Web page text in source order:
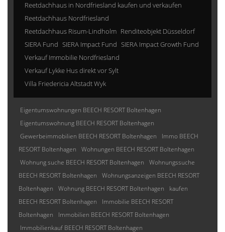
Reetdachhaus in Nordfriesland kaufen und verkaufen
Reetdachhaus Nordfriesland
Reetdachhaus Risum-Lindholm Renditeobjekt Düsseldorf
SIERA Fund SIERA Impact Fund SIERA Impact Growth Fund
Verkauf Immobilie Nordfriesland
Verkauf Lykke Hus direkt vor Sylt
Villa Friedericia Altstadt Wyk
Eigentumswohnungen BEECH RESORT Boltenhagen
Eigentumswohnung BEECH RESORT Boltenhagen
Gewerbeimmobilien BEECH RESORT Boltenhagen
Immo BEECH
RESORT Boltenhagen
Wohnungen BEECH RESORT Boltenhagen
Wohnung suche BEECH RESORT Boltenhagen
Wohnungssuche
BEECH RESORT Boltenhagen
Wohnungsanzeigen BEECH RESORT
Boltenhagen
Wohnung BEECH RESORT Boltenhagen
kaufen
BEECH RESORT Boltenhagen
Immobilie BEECH RESORT
Boltenhagen
Immobilien BEECH RESORT Boltenhagen
Immobilienkauf BEECH RESORT Boltenhagen